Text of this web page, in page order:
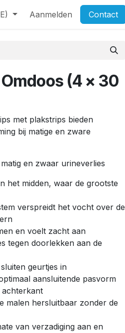
Aanmelden Contact
(4 x 30
met plakstrips bieden
bij matige en zware
en zwaar urineverlies
het midden, waar de grootste
verspreidt het vocht over de
en voelt zacht aan
tegen doorlekken aan de
geurtjes in
aansluitende pasvorm
achterkant
malen hersluitbaar zonder de
van verzadiging aan en